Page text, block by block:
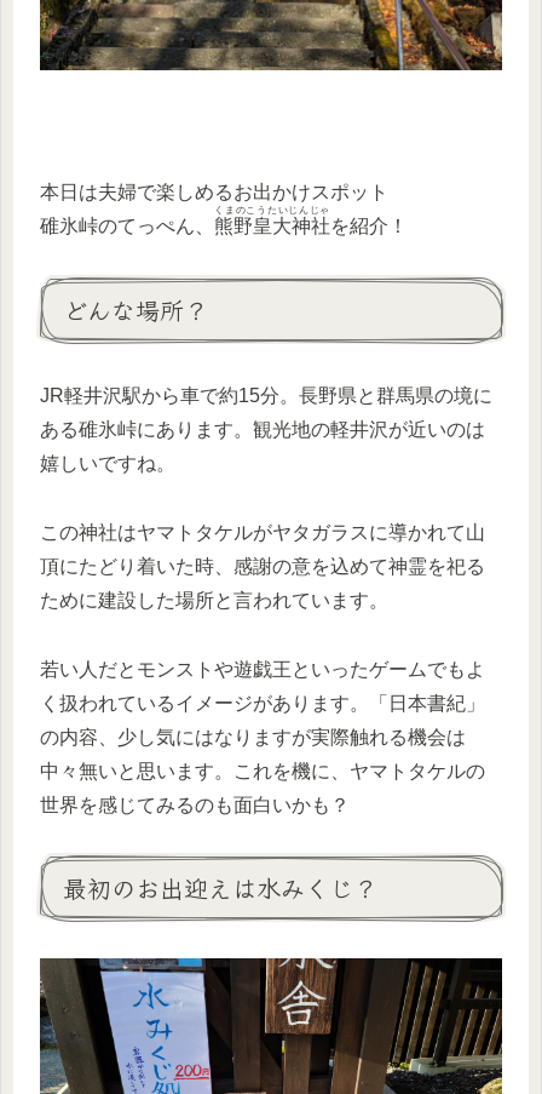
本日は夫婦で楽しめるお出かけスポット
碓氷峠のてっぺん、 熊野皇大神社
くまのこうたいじんじゃ
を紹介！
どんな場所？
JR軽井沢駅から車で約15分。長野県と群馬県の境に
ある碓氷峠にあります。観光地の軽井沢が近いのは
嬉しいですね。
この神社はヤマトタケルがヤタガラスに導かれて山
頂にたどり着いた時、感謝の意を込めて神霊を祀る
ために建設した場所と言われています。
若い人だとモンストや遊戯王といったゲームでもよ
く扱われているイメージがあります。「日本書紀」
の内容、少し気にはなりますが実際触れる機会は
中々無いと思います。これを機に、ヤマトタケルの
世界を感じてみるのも面白いかも？
最初のお出迎えは水みくじ？